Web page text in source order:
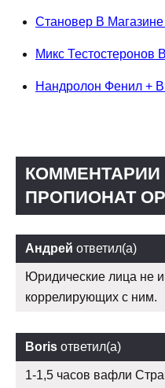
Становер В
Микс Тестостеронов
Нандролон Фенил +
КОММЕНТАРИИ
ПРОПИОНАТ
Андрей ответил(а)
Юридические лица не
коррелирующих с ним.
Boris ответил(а)
1-1,5 часов вафли